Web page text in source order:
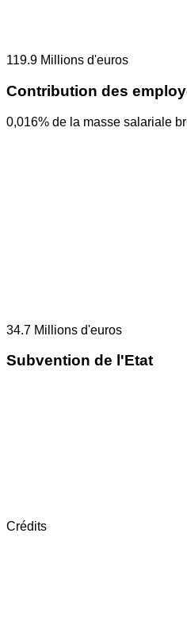
119.9 Millions d'euros
Contribution des
0,016% de la masse salariale
34.7 Millions d'euros
Subvention de l'Etat
Crédits